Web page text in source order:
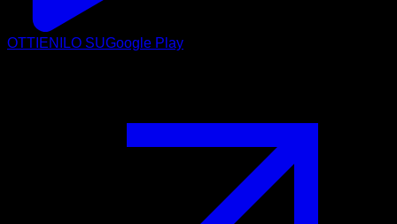
OTTIENILO SUGoogle Play